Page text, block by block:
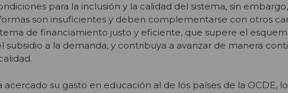
para la inclusión y la calidad del sistema, sin
son insuficientes y deben complementarse con otros
de financiamiento justo y eficiente, que supere el
subsidio a la demanda, y contribuya a avanzar de manera
acercado su gasto en educación al de los países de la OCDE,